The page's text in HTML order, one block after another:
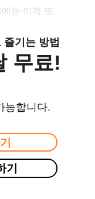
는 이게 또
기는 방법
무료!
능합니다.
기